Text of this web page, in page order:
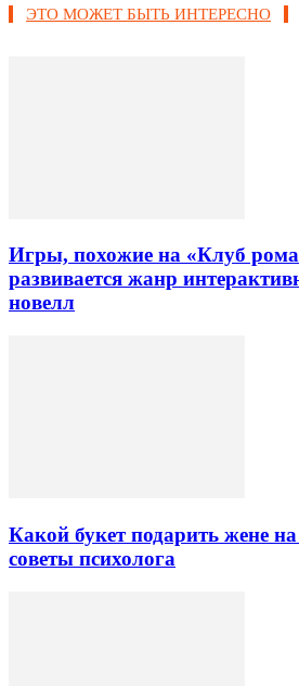
ЭТО МОЖЕТ БЫТЬ ИНТЕРЕСНО
Игры, похожие на «Клуб
развивается жанр
новелл
Какой букет подарить жене
советы психолога